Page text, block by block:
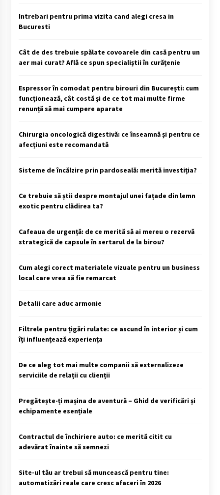
Intrebari pentru prima vizita cand alegi cresa in
Bucuresti
Cât de des trebuie spălate covoarele din casă pentru un
aer mai curat? Află ce spun specialiștii în curățenie
Espressor în comodat pentru birouri din București: cum
funcționează, cât costă și de ce tot mai multe firme
renunță să mai cumpere aparate
Chirurgia oncologică digestivă: ce înseamnă și pentru ce
afecțiuni este recomandată
Sisteme de încălzire prin pardoseală: merită investiția?
Ce trebuie să știi despre montajul unei fațade din lemn
exotic pentru clădirea ta?
Cafeaua de urgență: de ce merită să ai mereu o rezervă
strategică de capsule în sertarul de la birou?
Cum alegi corect materialele vizuale pentru un business
local care vrea să fie remarcat
Detalii care aduc armonie
Filtrele pentru țigări rulate: ce ascund în interior și cum
îți influențează experiența
De ce aleg tot mai multe companii să externalizeze
serviciile de relații cu clienții
Pregătește-ți mașina de aventură – Ghid de verificări și
echipamente esențiale
Contractul de închiriere auto: ce merită citit cu
adevărat înainte să semnezi
Site-ul tău ar trebui să muncească pentru tine:
automatizări reale care cresc afaceri în 2026